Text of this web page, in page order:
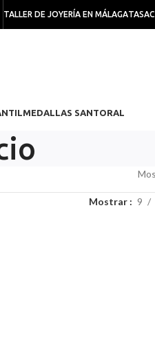
TALLER DE JOYERÍA EN MÁLAGA
MEDALLAS SANTORAL
Mostrar 9